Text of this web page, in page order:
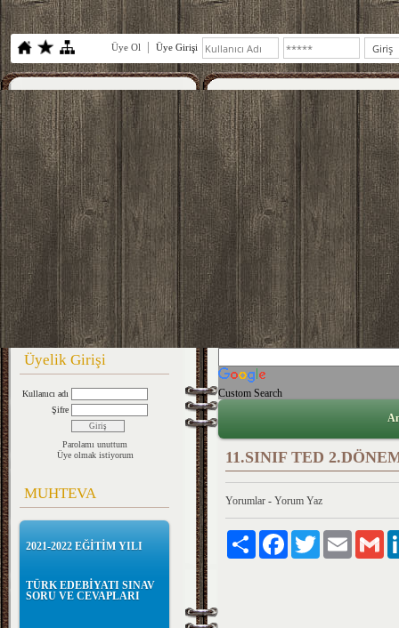
Üye Ol Üye Girişi
Üyelik Girişi
Kullanıcı adı
Şifre
Parolamı unuttum
Üye olmak istiyorum
MUHTEVA
2021-2022 EĞİTİM YILI
TÜRK EDEBİYATI SINAV
SORU VE CEVAPLARI
Custom Search
11.SINIF TED
Yorumlar - Yorum Yaz
Paylaş FacebookTwitter Email